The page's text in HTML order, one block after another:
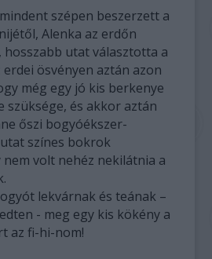
szépen beszerzett a
Alenka az erdőn
hosszabb utat választotta a
erdei ösvényen aztán azon
még egy jó kis berkenye
szüksége, és akkor aztán
őszi bogyóékszer-
színes bokrok
nem volt nehéz nekilátnia a
lekvárnak és teának –
- meg egy kis kökény a
az fi-hi-nom!